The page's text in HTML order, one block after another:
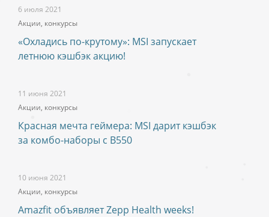
6 июля 2021
Акции, конкурсы
«Охладись по-крутому»: MSI запускает
летнюю кэшбэк акцию!
11 июня 2021
Акции, конкурсы
Красная мечта геймера: MSI дарит кэшбэк
за комбо-наборы c B550
10 июня 2021
Акции, конкурсы
Amazfit объявляет Zepp Health weeks!